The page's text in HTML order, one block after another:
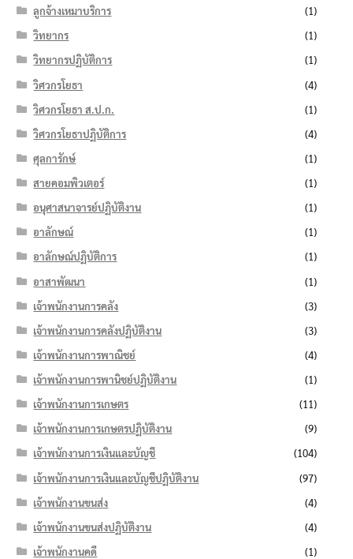
ลูกจ้างเหมาบริการ
(1)
วิทยากร
(1)
วิทยากรปฏิบัติการ
(1)
วิศวกรโยธา
(4)
วิศวกรโยธา ส.ป.ก.
(1)
วิศวกรโยธาปฏิบัติการ
(4)
ศุลการักษ์
(1)
สายคอมพิวเตอร์
(1)
อนุศาสนาจารย์ปฏิบัติงาน
(1)
อาลักษณ์
(1)
อาลักษณ์ปฏิบัติการ
(1)
อาสาพัฒนา
(1)
เจ้าพนักงานการคลัง
(3)
เจ้าพนักงานการคลังปฏิบัติงาน
(3)
เจ้าพนักงานการพาณิชย์
(4)
เจ้าพนักงานการพานิชย์ปฏิบัติงาน
(1)
เจ้าพนักงานการเกษตร
(11)
เจ้าพนักงานการเกษตรปฏิบัติงาน
(9)
เจ้าพนักงานการเงินและบัญชี
(104)
เจ้าพนักงานการเงินและบัญชีปฏิบัติงาน
(97)
เจ้าพนักงานขนส่ง
(4)
เจ้าพนักงานขนส่งปฏิบัติงาน
(4)
เจ้าพนักงานคดี
(1)